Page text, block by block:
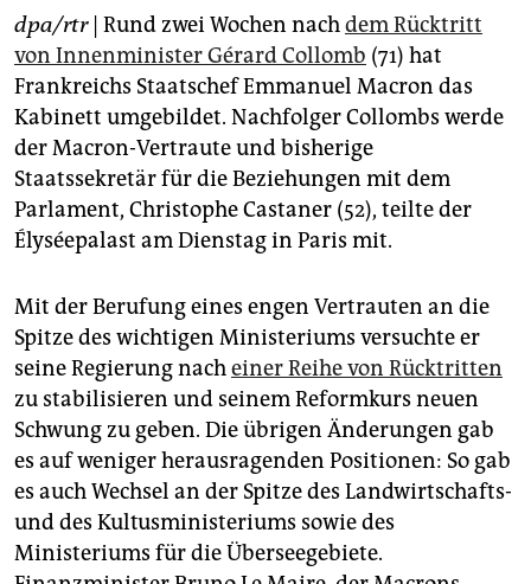
fragen & hilfe
unterstützen
abo
genossenschaft
epaper login
dpa/rtr| Rund zwei Wochen nachdem Rücktritt
von Innenminister Gérard Collomb (71) hat
Frankreichs Staatschef Emmanuel Macron das
Kabinett umgebildet. Nachfolger Collombs werde
der Macron-Vertraute und bisherige
Staatssekretär für die Beziehungen mit dem
Parlament, Christophe Castaner (52), teilte der
Élyséepalast am Dienstag in Paris mit.
Mit der Berufung eines engen Vertrauten an die
Spitze des wichtigen Ministeriums versuchte er
seine Regierung nacheiner Reihe von Rücktritten
zu stabilisieren und seinem Reformkurs neuen
Schwung zu geben. Die übrigen Änderungen gab
es auf weniger herausragenden Positionen: So gab
es auch Wechsel an der Spitze des Landwirtschafts-
und des Kultusministeriums sowie des
Ministeriums für die Überseegebiete.